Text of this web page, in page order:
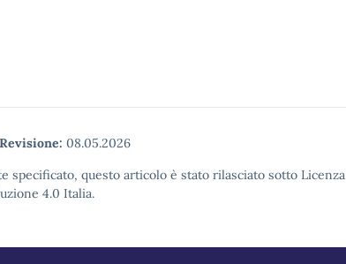
Revisione: 08.05.2026
specificato, questo articolo è stato rilasciato sotto Licenza
4.0 Italia.